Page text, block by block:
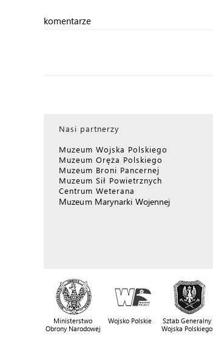
komentarze
Nasi partnerzy
Muzeum Wojska Polskiego
Muzeum Oręża Polskiego
Muzeum Broni Pancernej
Muzeum Sił Powietrznych
Centrum Weterana
Muzeum Marynarki Wojennej
Ministerstwo
Obrony Narodowej
Wojsko Polskie
Sztab Generalny
Wojska Polskiego